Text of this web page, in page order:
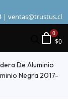
| ventas@trustus.cl
$0
De Aluminio
Negra 2017-